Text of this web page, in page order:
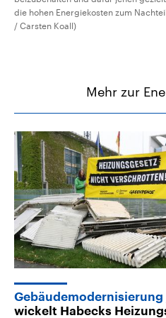
die hohen Energiekosten zum
/ Carsten Koall)
Mehr zur
Gebäudemodernisierung
wickelt Habecks